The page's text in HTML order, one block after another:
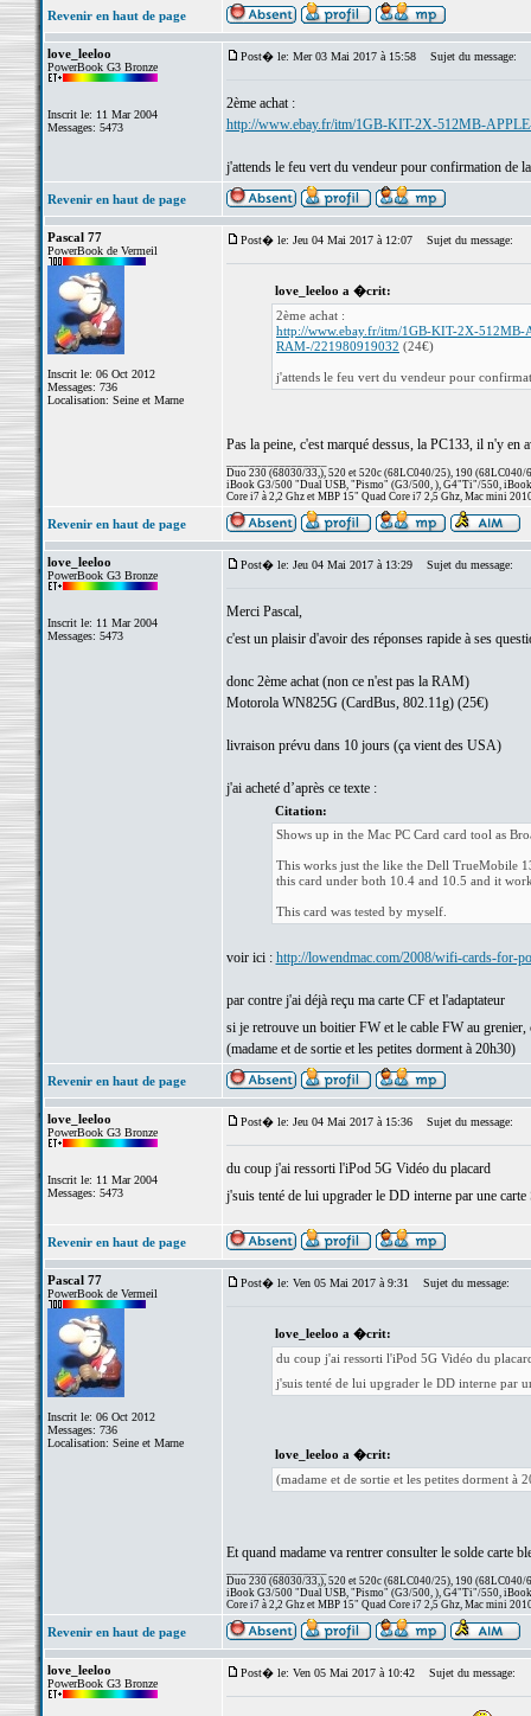
Revenir en haut de page
love_leeloo
PowerBook G3 Bronze
Inscrit le: 11 Mar 2004
Messages: 5473
Post� le: Mer 03 Mai 2017 à 15:58 Sujet du message:
2ème achat :
http://www.ebay.fr/itm/1GB-KIT-2X-512MB-
j'attends le feu vert du vendeur pour confirmation de
Revenir en haut de page
Pascal 77
PowerBook de Vermeil
Inscrit le: 06 Oct 2012
Messages: 736
Localisation: Seine et Marne
Post� le: Jeu 04 Mai 2017 à 12:07 Sujet du message:
love_leeloo a �crit:
2ème achat :
http://www.ebay.fr/itm/1GB-KIT-2X-512MB-
RAM-/221980919032 (24€)
j'attends le feu vert du vendeur pour
Pas la peine, c'est marqué dessus, la PC133, il n'y en
Duo 230 (68030/33,), 520 et 520c (68LC040/25), 190 (68LC040/
iBook G3/500 "Dual USB, "Pismo" (G3/500, ), G4"Ti"/550,
Core i7 à 2,2 Ghz et MBP 15" Quad Core i7 2,5 Ghz, Mac mini
Revenir en haut de page
love_leeloo
PowerBook G3 Bronze
Inscrit le: 11 Mar 2004
Messages: 5473
Post� le: Jeu 04 Mai 2017 à 13:29 Sujet du message:
Merci Pascal,
c'est un plaisir d'avoir des réponses rapide à ses
donc 2ème achat (non ce n'est pas la RAM)
Motorola WN825G (CardBus, 802.11g) (25€)
livraison prévu dans 10 jours (ça vient des USA)
j'ai acheté d’après ce texte :
Citation:
Shows up in the Mac PC Card card tool as
This works just the like the Dell TrueMobile
this card under both 10.4 and 10.5 and it
This card was tested by myself.
voir ici : http://lowendmac.com/2008/wifi-cards-for-
par contre j'ai déjà reçu ma carte CF et l'adaptateur
si je retrouve un boitier FW et le cable FW au
(madame et de sortie et les petites dorment à 20h30)
Revenir en haut de page
love_leeloo
PowerBook G3 Bronze
Inscrit le: 11 Mar 2004
Messages: 5473
Post� le: Jeu 04 Mai 2017 à 15:36 Sujet du message:
du coup j'ai ressorti l'iPod 5G Vidéo du placard
j'suis tenté de lui upgrader le DD interne par une
Revenir en haut de page
Pascal 77
PowerBook de Vermeil
Inscrit le: 06 Oct 2012
Messages: 736
Localisation: Seine et Marne
Post� le: Ven 05 Mai 2017 à 9:31 Sujet du message:
love_leeloo a �crit:
du coup j'ai ressorti l'iPod 5G Vidéo du
j'suis tenté de lui upgrader le DD interne par
love_leeloo a �crit:
(madame et de sortie et les petites dorment à
Et quand madame va rentrer consulter le solde carte
Duo 230 (68030/33,), 520 et 520c (68LC040/25), 190 (68LC040/
iBook G3/500 "Dual USB, "Pismo" (G3/500, ), G4"Ti"/550,
Core i7 à 2,2 Ghz et MBP 15" Quad Core i7 2,5 Ghz, Mac mini
Revenir en haut de page
love_leeloo
PowerBook G3 Bronze
Post� le: Ven 05 Mai 2017 à 10:42 Sujet du message: